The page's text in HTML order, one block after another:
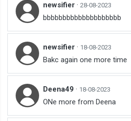
newsifier · 28-08-2023
bbbbbbbbbbbbbbbbbbbb
newsifier · 18-08-2023
Bakc again one more time
Deena49 · 18-08-2023
ONe more from Deena